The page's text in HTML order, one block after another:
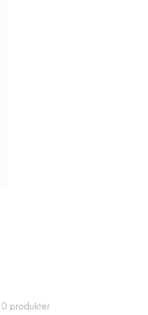
produkter